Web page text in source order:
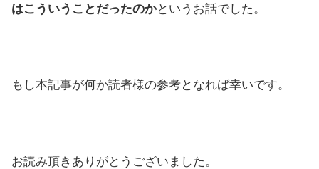
はこういうことだったのかというお話でした。
もし本記事が何か読者様の参考となれば幸いです。
お読み頂きありがとうございました。